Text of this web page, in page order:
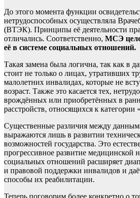
До этого момента функции
нетрудоспособных осуществляла
(ВТЭК). Принципы её деятельности
отличались. Соответственно, МСЭ
её в системе социальных отношений.
Такая замена была логична, так как в
стоит не только о лицах, утративших
малолетних инвалидах, которые не
возраст. Также это касается тех,
врождённых или приобретённых в
расстройств, относящихся к категории
Существенные различия между
выражаются лишь в развитии
возможностей государства. Это
прогрессивное развитие медицинской
социальных отношений расширяет
и правовой поддержки инвалидов и
способы их реабилитации.